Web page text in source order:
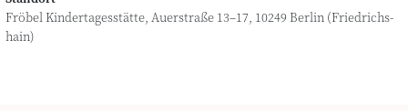
Frö­bel Kin­der­ta­ges­stät­te, Auer­stra­ße 13–17, 10249 Ber­lin (Fried­richs­
hain)